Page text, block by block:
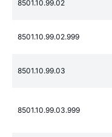
8501.10.99.02
8501.10.99.02.999
8501.10.99.03
8501.10.99.03.999